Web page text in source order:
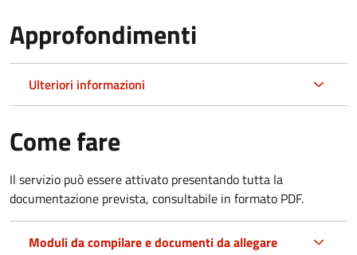
Approfondimenti
Ulteriori informazioni
Come fare
Il servizio può essere attivato presentando tutta la
documentazione prevista, consultabile in formato PDF.
Moduli da compilare e documenti da allegare